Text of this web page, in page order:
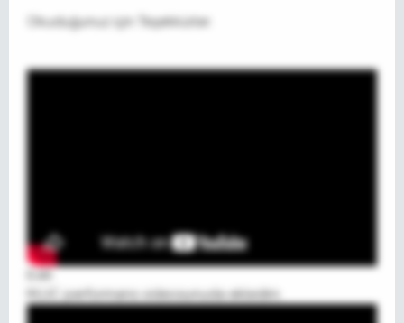
Okuduğunuz için Teşekkürler.
Edit:
MJJC performans videosunuda ekledim.